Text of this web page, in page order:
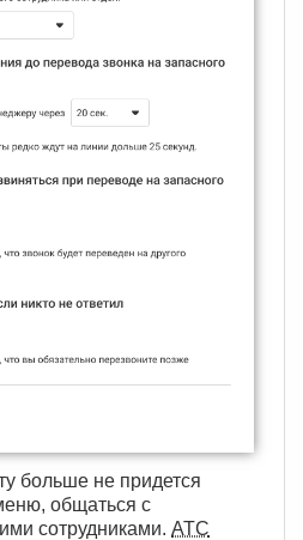
больше не придется
общаться с
сотрудниками. АТС